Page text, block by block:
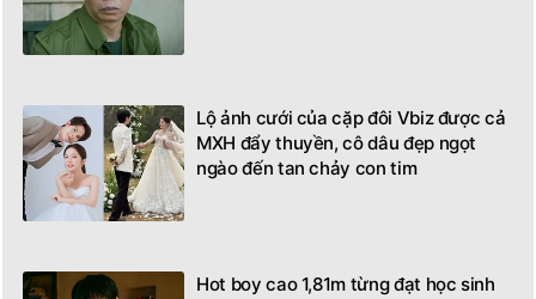
MXH đẩy thuyền, cô dâu đẹp ngọt
ngào đến tan chảy con tim
giỏi quốc gia gây chú ý trên phim VTV